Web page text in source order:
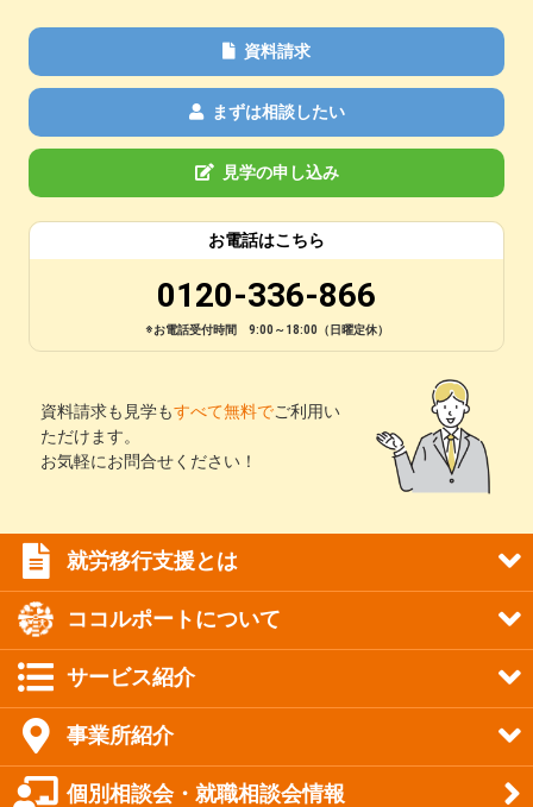
資料請求
まずは相談したい
見学の申し込み
お電話はこちら
0120-336-866
※お電話受付時間 9:00～18:00（日曜定休）
資料請求も見学もすべて無料でご利用い
ただけます。
お気軽にお問合せください！
就労移行支援とは
ココルポートについて
サービス紹介
事業所紹介
個別相談会・就職相談会情報